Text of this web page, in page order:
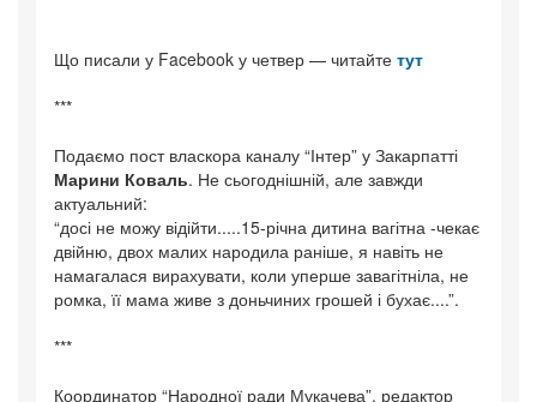
Що писали у Facebook у четвер — читайте тут
***
Подаємо пост власкора каналу “Інтер” у Закарпатті
Марини Коваль. Не сьогоднішній, але завжди
актуальний:
“досі не можу відійти.....15-річна дитина вагітна -чекає
двійню, двох малих народила раніше, я навіть не
намагалася вирахувати, коли уперше завагітніла, не
ромка, її мама живе з доньчиних грошей і бухає....”.
***
Координатор “Народної ради Мукачева”, редактор